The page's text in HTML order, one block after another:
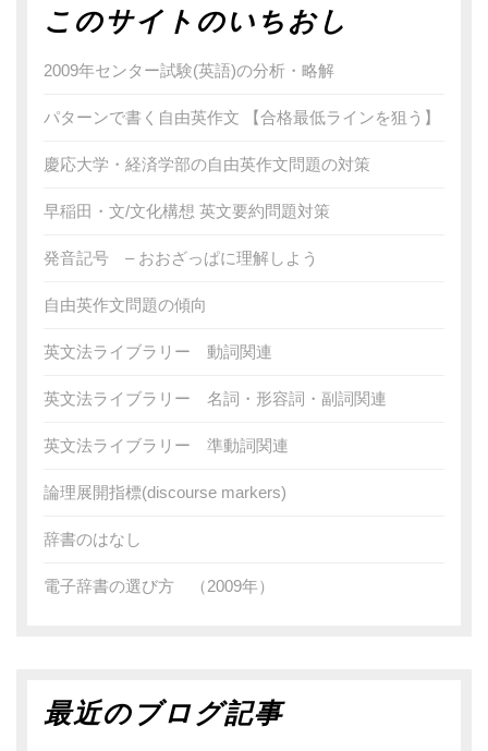
このサイトのいちおし
2009年センター試験(英語)の分析・略解
パターンで書く自由英作文 【合格最低ラインを狙う】
慶応大学・経済学部の自由英作文問題の対策
早稲田・文/文化構想 英文要約問題対策
発音記号 – おおざっぱに理解しよう
自由英作文問題の傾向
英文法ライブラリー 動詞関連
英文法ライブラリー 名詞・形容詞・副詞関連
英文法ライブラリー 準動詞関連
論理展開指標(discourse markers)
辞書のはなし
電子辞書の選び方 （2009年）
最近のブログ記事